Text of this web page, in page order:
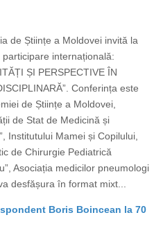
de Științe a Moldovei invită la
internațională:
ȘI PERSPECTIVE ÎN
Conferința este
de Științe a Moldovei,
de Stat de Medicină și
Institutului Mamei și Copilului,
de Chirurgie Pediatrică
Asociația medicilor pneumologi
desfășura în format mixt...
Boris Boincean la 70